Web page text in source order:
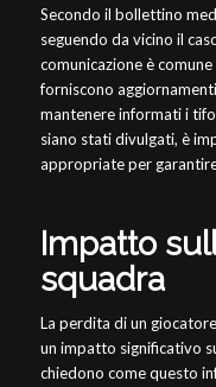
Secondo il bollettino
seguendo da vicino il
comunicazione è
forniscono
mantenere informati i
siano stati divulgati, è
appropriate per
Impatto
squadra
La perdita di un
un impatto significativo
chiedono come questo